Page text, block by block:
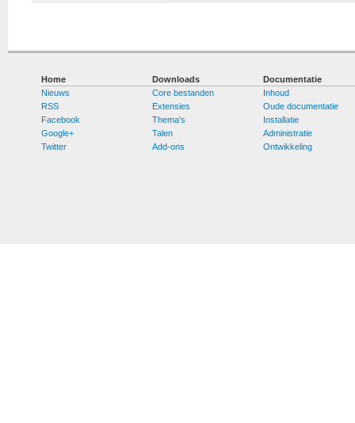
Home
Nieuws
RSS
Facebook
Google+
Twitter
Downloads
Core bestanden
Extensies
Thema's
Talen
Add-ons
Documentatie
Inhoud
Oude documentatie
Installatie
Administratie
Ontwikkeling